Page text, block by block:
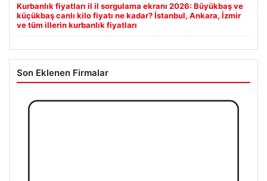
Kurbanlık fiyatları il il sorgulama ekranı 2026: Büyükbaş ve
küçükbaş canlı kilo fiyatı ne kadar? İstanbul, Ankara, İzmir
ve tüm illerin kurbanlık fiyatları
Son Eklenen Firmalar